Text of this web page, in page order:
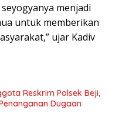
menjadi
untuk memberikan
ujar Kadiv
Reskrim Polsek Beji,
Dugaan